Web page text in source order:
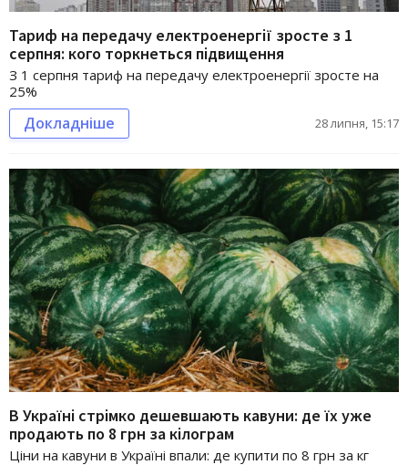
Тариф на передачу електроенергії зросте з 1
серпня: кого торкнеться підвищення
З 1 серпня тариф на передачу електроенергії зросте на
25%
Докладніше 28 липня, 15:17
В Україні стрімко дешевшають кавуни: де їх уже
продають по 8 грн за кілограм
Ціни на кавуни в Україні впали: де купити по 8 грн за кг